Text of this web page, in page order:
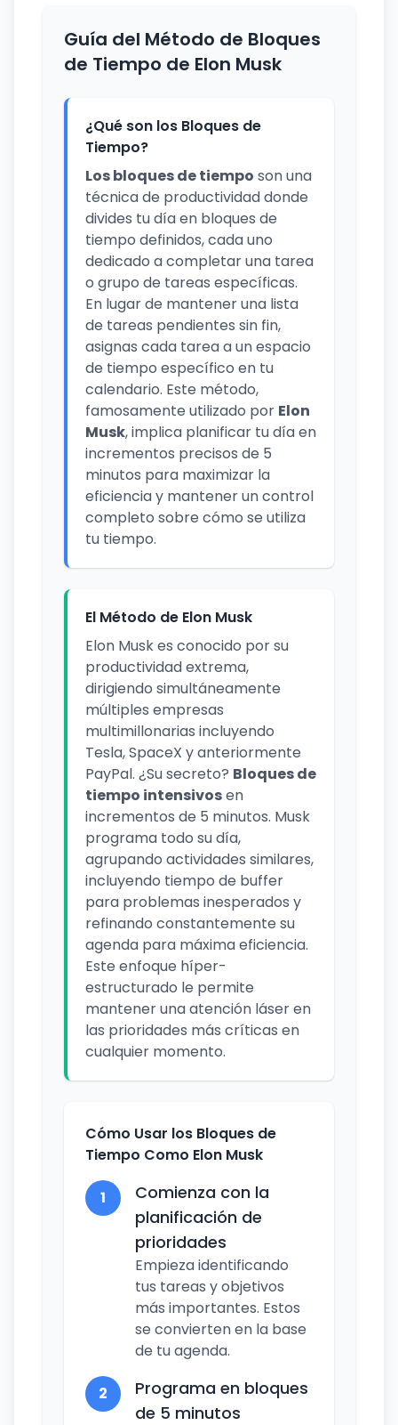
Guía del Método de Bloques
de Tiempo de Elon Musk
¿Qué son los Bloques de
Tiempo?
Los bloques de tiempo son una
técnica de productividad donde
divides tu día en bloques de
tiempo definidos, cada uno
dedicado a completar una tarea
o grupo de tareas específicas.
En lugar de mantener una lista
de tareas pendientes sin fin,
asignas cada tarea a un espacio
de tiempo específico en tu
calendario. Este método,
famosamente utilizado por Elon
Musk, implica planificar tu día en
incrementos precisos de 5
minutos para maximizar la
eficiencia y mantener un control
completo sobre cómo se utiliza
tu tiempo.
El Método de Elon Musk
Elon Musk es conocido por su
productividad extrema,
dirigiendo simultáneamente
múltiples empresas
multimillonarias incluyendo
Tesla, SpaceX y anteriormente
PayPal. ¿Su secreto? Bloques de
tiempo intensivosen
incrementos de 5 minutos. Musk
programa todo su día,
agrupando actividades similares,
incluyendo tiempo de buffer
para problemas inesperados y
refinando constantemente su
agenda para máxima eficiencia.
Este enfoque híper-
estructurado le permite
mantener una atención láser en
las prioridades más críticas en
cualquier momento.
Cómo Usar los Bloques de
Tiempo Como Elon Musk
1
Comienza con la
planificación de
prioridades
Empieza identificando
tus tareas y objetivos
más importantes. Estos
se convierten en la base
de tu agenda.
2
Programa en bloques
de 5 minutos